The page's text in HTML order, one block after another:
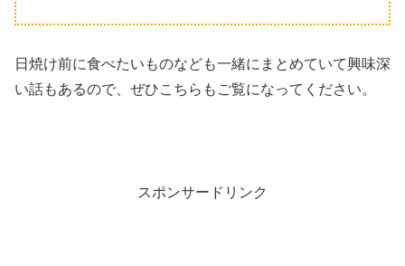
日焼け前に食べたいものなども一緒にまとめていて興味深
い話もあるので、ぜひこちらもご覧になってください。
スポンサードリンク